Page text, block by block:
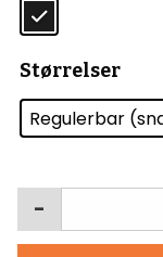
Størrelser
Regulerbar
-